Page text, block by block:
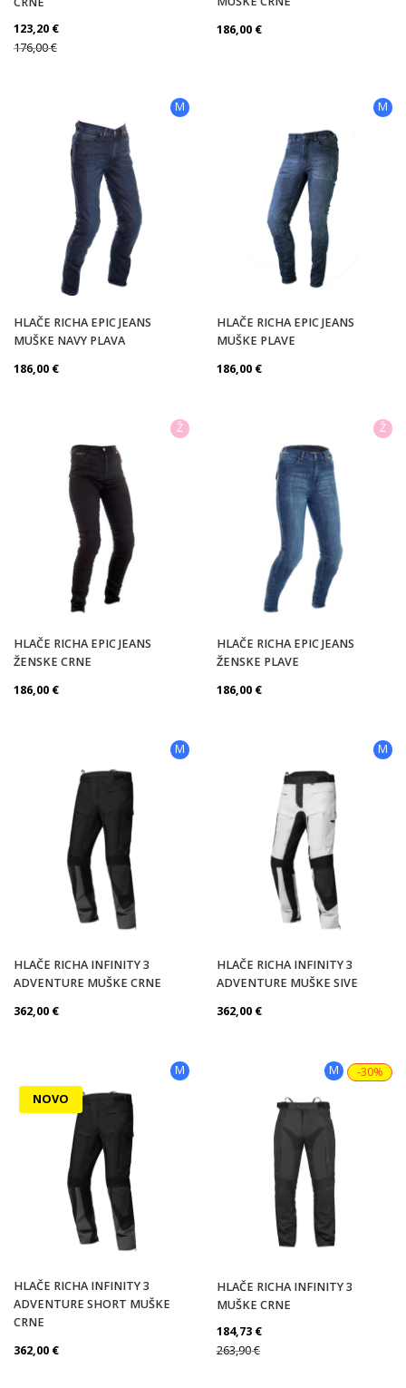
123,20 €
176,00€
186,00 €
M
HLAČE RICHA EPIC JEANS
MUŠKE NAVY PLAVA
186,00 €
M
HLAČE RICHA EPIC JEANS
MUŠKE PLAVE
186,00 €
Ž
HLAČE RICHA EPIC JEANS
ŽENSKE CRNE
186,00 €
Ž
HLAČE RICHA EPIC JEANS
ŽENSKE PLAVE
186,00 €
M
HLAČE RICHA INFINITY 3
ADVENTURE MUŠKE CRNE
362,00 €
M
HLAČE RICHA INFINITY 3
ADVENTURE MUŠKE SIVE
362,00 €
M
NOVO
HLAČE RICHA INFINITY 3
ADVENTURE SHORT MUŠKE
CRNE
362,00 €
M -30%
HLAČE RICHA INFINITY 3
MUŠKE CRNE
184,73 €
263,90€